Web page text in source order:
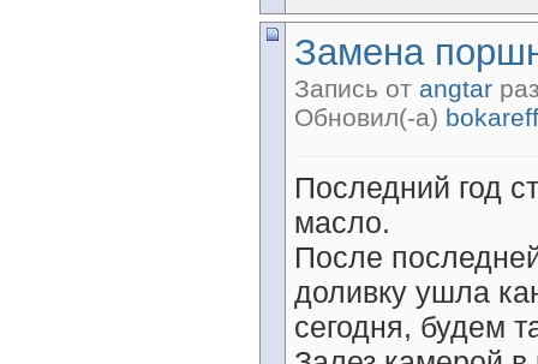
Замена
Запись от angtar
Обновил(-а) bokareff
Последний год
масло.
После
доливку ушла
сегодня, будем